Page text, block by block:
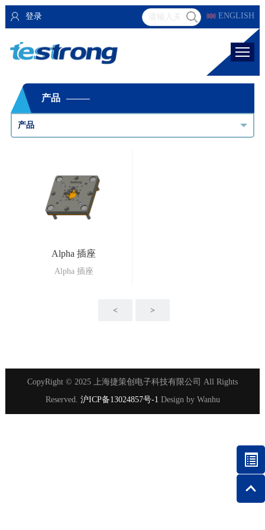
登录 ENGLISH
产品
产品
Alpha 插座
Alpha 插座
< >
CopyRight © 2025 上海捷策创电子科技有限公司 All Rights
Reserved. 沪ICP备13024857号-1 Design by Wanhu